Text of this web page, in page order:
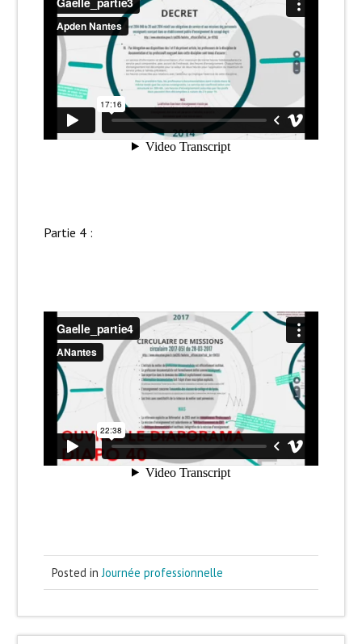
Partie 4 :
Posted inJournée professionnelle